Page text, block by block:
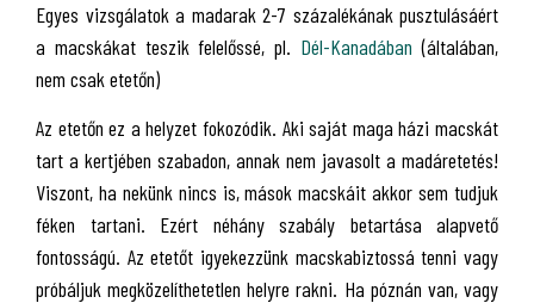
Egyes vizsgálatok a madarak 2-7 százalékának pusztulásáért
a macskákat teszik felelőssé, pl. Dél-Kanadában (általában,
nem csak etetőn)
Az etetőn ez a helyzet fokozódik. Aki saját maga házi macskát
tart a kertjében szabadon, annak nem javasolt a madáretetés!
Viszont, ha nekünk nincs is, mások macskáit akkor sem tudjuk
féken tartani. Ezért néhány szabály betartása alapvető
fontosságú. Az etetőt igyekezzünk macskabiztossá tenni vagy
próbáljuk megközelíthetetlen helyre rakni. Ha póznán van, vagy